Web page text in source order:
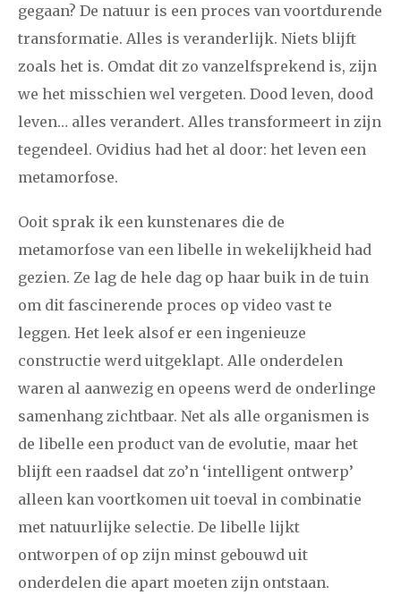
gegaan? De natuur is een proces van voortdurende
transformatie. Alles is veranderlijk. Niets blijft
zoals het is. Omdat dit zo vanzelfsprekend is, zijn
we het misschien wel vergeten. Dood leven, dood
leven… alles verandert. Alles transformeert in zijn
tegendeel. Ovidius had het al door: het leven een
metamorfose.
Ooit sprak ik een kunstenares die de
metamorfose van een libelle in wekelijkheid had
gezien. Ze lag de hele dag op haar buik in de tuin
om dit fascinerende proces op video vast te
leggen. Het leek alsof er een ingenieuze
constructie werd uitgeklapt. Alle onderdelen
waren al aanwezig en opeens werd de onderlinge
samenhang zichtbaar. Net als alle organismen is
de libelle een product van de evolutie, maar het
blijft een raadsel dat zo’n ‘intelligent ontwerp’
alleen kan voortkomen uit toeval in combinatie
met natuurlijke selectie. De libelle lijkt
ontworpen of op zijn minst gebouwd uit
onderdelen die apart moeten zijn ontstaan.